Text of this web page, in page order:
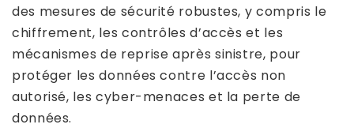
des mesures de sécurité robustes, y compris le
chiffrement, les contrôles d’accès et les
mécanismes de reprise après sinistre, pour
protéger les données contre l’accès non
autorisé, les cyber-menaces et la perte de
données.